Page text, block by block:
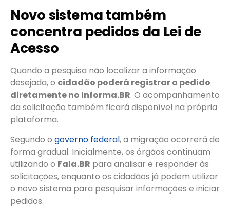
Novo sistema também
concentra pedidos da Lei de
Acesso
Quando a pesquisa não localizar a informação
desejada, o cidadão poderá registrar o pedido
diretamente no Informa.BR. O acompanhamento
da solicitação também ficará disponível na própria
plataforma.
Segundo o governo federal, a migração ocorrerá de
forma gradual. Inicialmente, os órgãos continuam
utilizando o Fala.BR para analisar e responder às
solicitações, enquanto os cidadãos já podem utilizar
o novo sistema para pesquisar informações e iniciar
pedidos.